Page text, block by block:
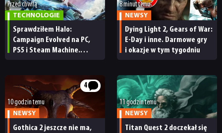
Przed chwilą
TECHNOLOGIE
Sprawdziłem Halo:
Campaign Evolved na PC,
PS5 i Steam Machine.
[RECENZJA TECHNICZNA]
8 minut temu
NEWSY
Dying Light 2, Gears of War:
E-Day i inne. Darmowe gry
i okazje w tym tygodniu
4
10 godzin temu
NEWSY
Gothica 2 jeszcze nie ma,
11 godzin temu
NEWSY
Titan Quest 2 doczekał się